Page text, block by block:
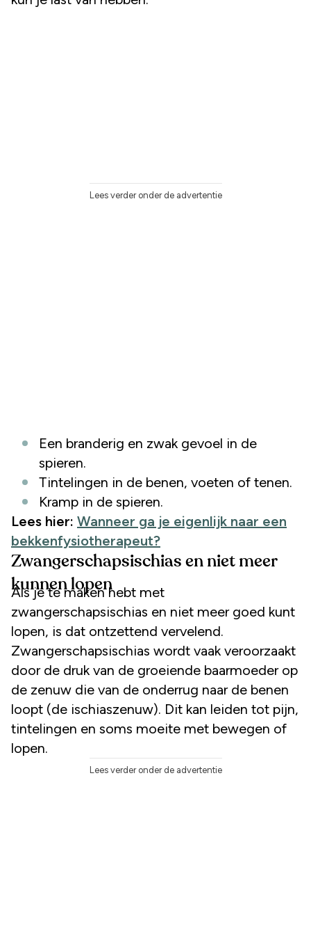
Lees verder onder de advertentie
Een branderig en zwak gevoel in de
spieren.
Tintelingen in de benen, voeten of tenen.
Kramp in de spieren.
Lees hier: Wanneer ga je eigenlijk naar een
bekkenfysiotherapeut?
Zwangerschapsischias en niet meer
kunnen lopen
Als je te maken hebt met
zwangerschapsischias en niet meer goed kunt
lopen, is dat ontzettend vervelend.
Zwangerschapsischias wordt vaak veroorzaakt
door de druk van de groeiende baarmoeder op
de zenuw die van de onderrug naar de benen
loopt (de ischiaszenuw). Dit kan leiden tot pijn,
tintelingen en soms moeite met bewegen of
lopen.
Lees verder onder de advertentie